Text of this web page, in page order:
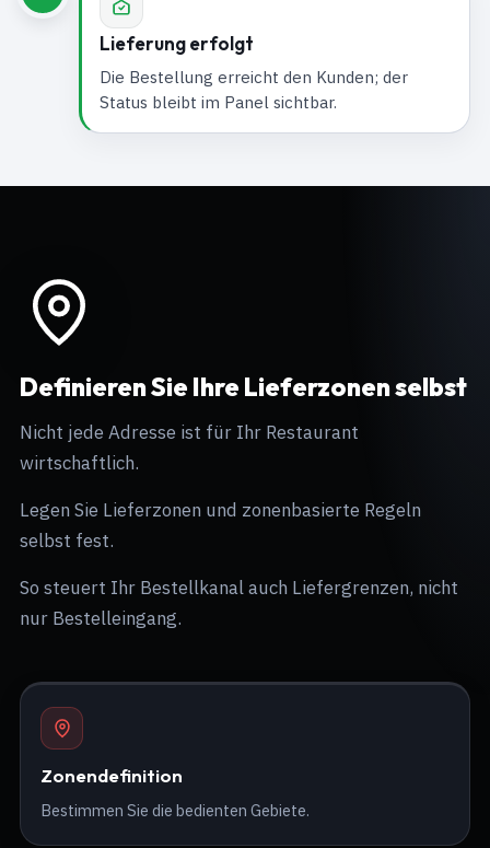
Lieferung erfolgt
Die Bestellung erreicht den Kunden; der
Status bleibt im Panel sichtbar.
Definieren Sie Ihre Lieferzonen selbst
Nicht jede Adresse ist für Ihr Restaurant
wirtschaftlich.
Legen Sie Lieferzonen und zonenbasierte Regeln
selbst fest.
So steuert Ihr Bestellkanal auch Liefergrenzen, nicht
nur Bestelleingang.
Zonendefinition
Bestimmen Sie die bedienten Gebiete.